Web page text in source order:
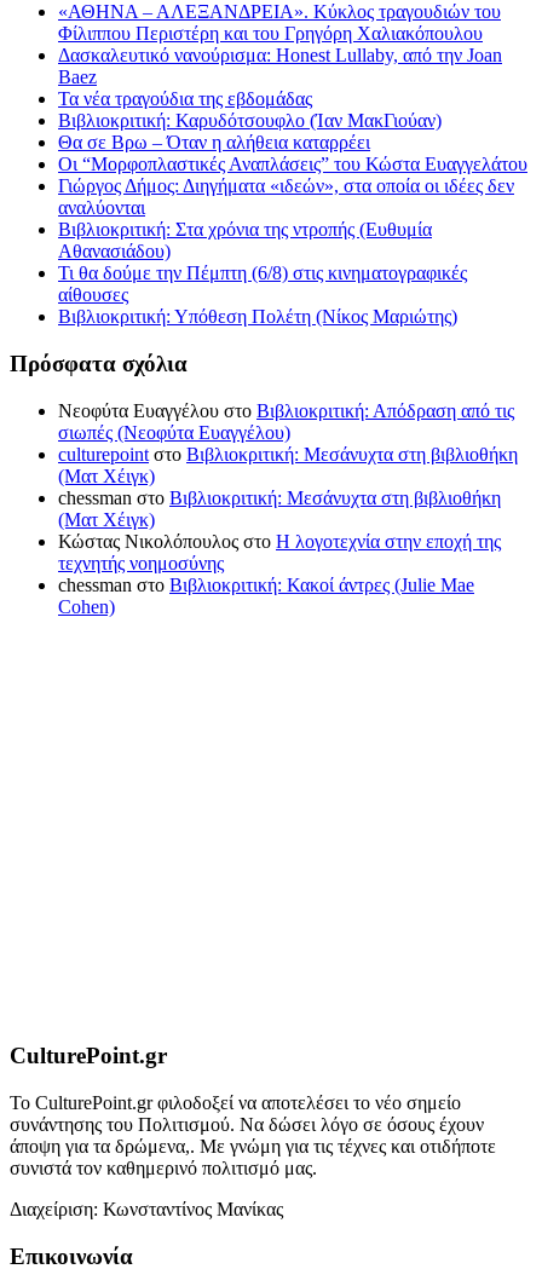
«ΑΘΗΝΑ – ΑΛΕΞΑΝΔΡΕΙΑ». Κύκλος τραγουδιών του
Φίλιππου Περιστέρη και του Γρηγόρη Χαλιακόπουλου
Δασκαλευτικό νανούρισμα: Honest Lullaby, από την Joan
Baez
Τα νέα τραγούδια της εβδομάδας
Βιβλιοκριτική: Καρυδότσουφλο (Ίαν ΜακΓιούαν)
Θα σε Βρω – Όταν η αλήθεια καταρρέει
Οι “Μορφοπλαστικές Αναπλάσεις” του Κώστα Ευαγγελάτου
Γιώργος Δήμος: Διηγήματα «ιδεών», στα οποία οι ιδέες δεν
αναλύονται
Βιβλιοκριτική: Στα χρόνια της ντροπής (Ευθυμία
Αθανασιάδου)
Τι θα δούμε την Πέμπτη (6/8) στις κινηματογραφικές
αίθουσες
Βιβλιοκριτική: Υπόθεση Πολέτη (Νίκος Μαριώτης)
Πρόσφατα σχόλια
Νεοφύτα Ευαγγέλου στο Βιβλιοκριτική: Απόδραση από τις
σιωπές (Νεοφύτα Ευαγγέλου)
culturepoint στο Βιβλιοκριτική: Μεσάνυχτα στη βιβλιοθήκη
(Ματ Χέιγκ)
chessman στο Βιβλιοκριτική: Μεσάνυχτα στη βιβλιοθήκη
(Ματ Χέιγκ)
Κώστας Νικολόπουλος στο Η λογοτεχνία στην εποχή της
τεχνητής νοημοσύνης
chessman στο Βιβλιοκριτική: Κακοί άντρες (Julie Mae
Cohen)
CulturePoint.gr
Το CulturePoint.gr φιλοδοξεί να αποτελέσει το νέο σημείο
συνάντησης του Πολιτισμού. Να δώσει λόγο σε όσους έχουν
άποψη για τα δρώμενα,. Με γνώμη για τις τέχνες και οτιδήποτε
συνιστά τον καθημερινό πολιτισμό μας.
Διαχείριση: Κωνσταντίνος Μανίκας
Επικοινωνία